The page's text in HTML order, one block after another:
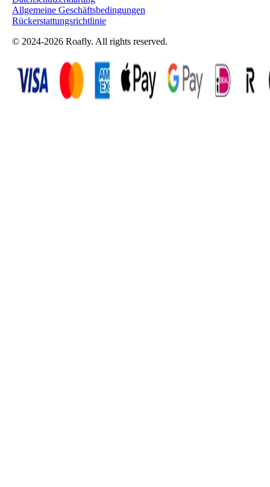
Allgemeine Geschäftsbedingungen
Rückerstattungsrichtlinie
© 2024-2026 Roafly. All rights reserved.